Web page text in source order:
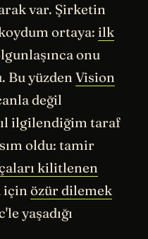
var. Şirketin
ortaya: ilk
onu
Bu yüzden Vision
değil
ilgilendiğim taraf
oldu: tamir
kilitlenen
için özür dilemek
yaşadığı